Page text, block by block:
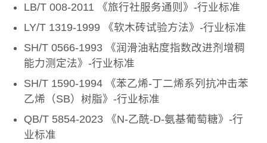
LB/T 008-2011 《旅行社服务通则》-行业标准
LY/T 1319-1999 《软木砖试验方法》-行业标准
SH/T 0566-1993 《润滑油粘度指数改进剂增稠
能力测定法》-行业标准
SH/T 1590-1994 《苯乙烯-丁二烯系列抗冲击苯
乙烯（SB）树脂》-行业标准
QB/T 5854-2023 《N-乙酰-D-氨基葡萄糖》-行
业标准